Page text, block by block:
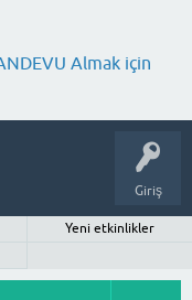
Almak için
Giriş
Yeni etkinlikler